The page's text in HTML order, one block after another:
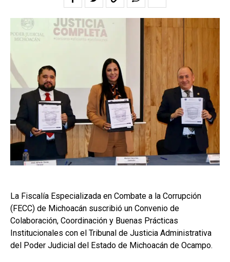
La Fiscalía Especializada en Combate a la Corrupción
(FECC) de Michoacán suscribió un Convenio de
Colaboración, Coordinación y Buenas Prácticas
Institucionales con el Tribunal de Justicia Administrativa
del Poder Judicial del Estado de Michoacán de Ocampo.